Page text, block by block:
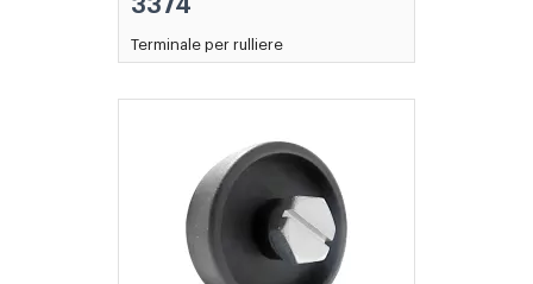
3374
Terminale per rulliere